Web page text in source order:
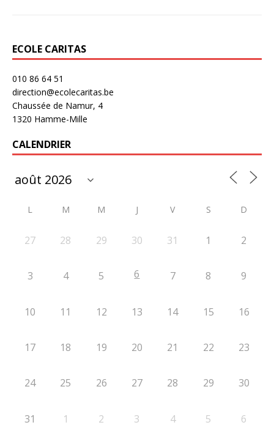
ECOLE CARITAS
010 86 64 51
direction@ecolecaritas.be
Chaussée de Namur, 4
1320 Hamme-Mille
CALENDRIER
L M M J V S D
27 28 29 30 31 1 2
3 4 5 6 7 8 9
10 11 12 13 14 15 16
17 18 19 20 21 22 23
24 25 26 27 28 29 30
31 1 2 3 4 5 6